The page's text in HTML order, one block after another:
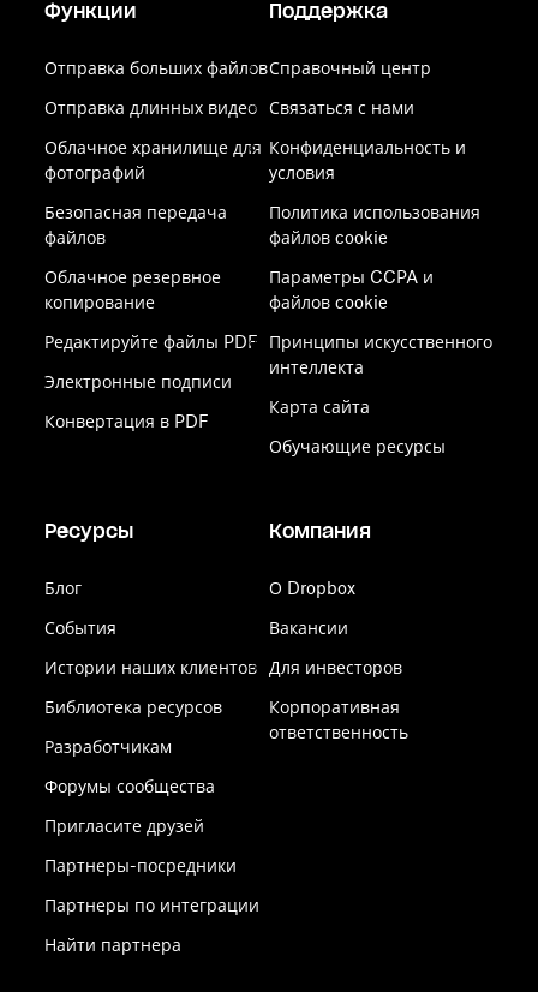
Функции
Отправка больших файлов
Отправка длинных видео
Облачное хранилище для
фотографий
Безопасная передача
файлов
Облачное резервное
копирование
Редактируйте файлы PDF
Электронные подписи
Конвертация в PDF
Поддержка
Справочный центр
Связаться с нами
Конфиденциальность и
условия
Политика использования
файлов cookie
Параметры CCPA и
файлов cookie
Принципы искусственного
интеллекта
Карта сайта
Обучающие ресурсы
Ресурсы
Блог
События
Истории наших клиентов
Библиотека ресурсов
Разработчикам
Форумы сообщества
Пригласите друзей
Партнеры-посредники
Партнеры по интеграции
Найти партнера
Компания
О Dropbox
Вакансии
Для инвесторов
Корпоративная
ответственность